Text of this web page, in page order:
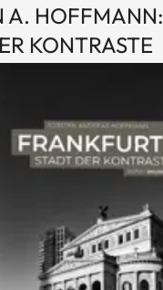
A. HOFFMANN:
KONTRASTE